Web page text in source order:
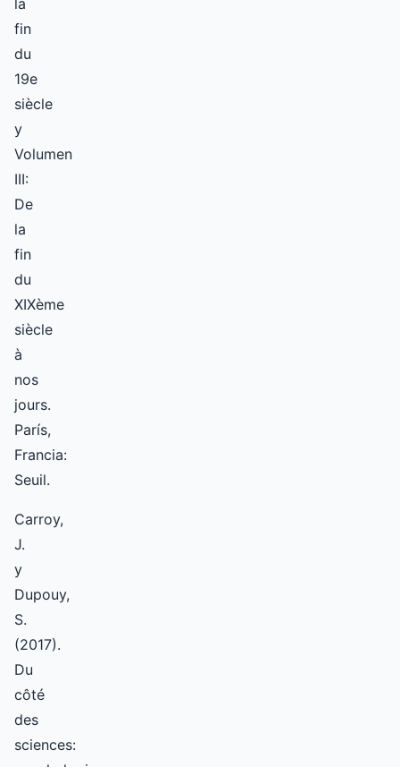
la
fin
du
19e
siècle
y
Volumen
III:
De
la
fin
du
XIXème
siècle
à
nos
jours.
París,
Francia:
Seuil.
Carroy,
J.
y
Dupouy,
S.
(2017).
Du
côté
des
sciences: